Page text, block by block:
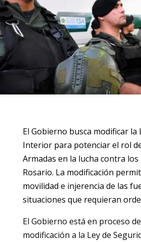
El Gobierno busca modificar la
Interior para potenciar el rol
Armadas en la lucha contra los
Rosario. La modificación
movilidad e injerencia de las
situaciones que requieran
El Gobierno está en proceso
modificación a la Ley de